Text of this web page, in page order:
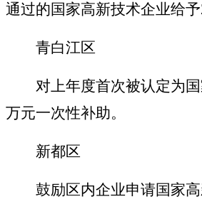
通过的国家高新技术企业给予
青白江区
对上年度首次被认定为国
万元一次性补助。
新都区
鼓励区内企业申请国家高